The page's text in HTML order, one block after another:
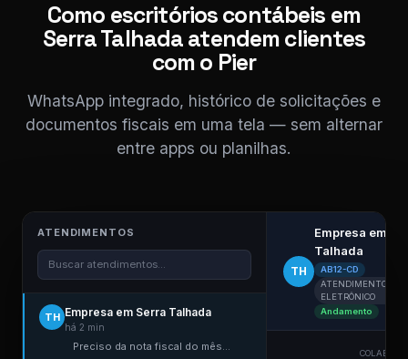
Como escritórios contábeis em
Serra Talhada atendem clientes
com o Pier
WhatsApp integrado, histórico de solicitações e
documentos fiscais em uma tela — sem alternar
entre apps ou planilhas.
ATENDIMENTOS
Buscar atendimentos...
TH Empresa em Serra Talhada
há 2 min
Preciso da nota fiscal do mês...
TH
Empresa em
Talhada
AB12-CD
ATENDIMENTO
ELETRÔNICO
Andamento